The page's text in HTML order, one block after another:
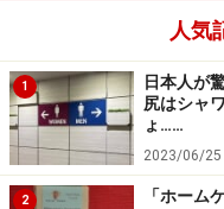
料金：315米ドル（サ
ィー込み）、250米
き）
アクセス：メンタワ
間
人気
1
日本人が
尻はシャ
ょ……
2023/06/25
2 「ホーム